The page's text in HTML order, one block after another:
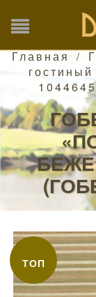
Главная /
ТОП